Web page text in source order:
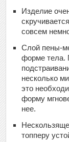
Изделие
совсем
Слой пены-
форме тела.
несколько
это
форму
нее.
топперу